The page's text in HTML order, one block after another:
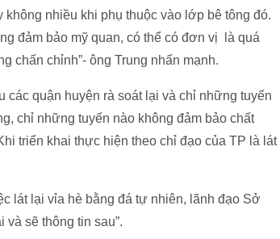
nhiều khi phụ thuộc vào lớp bê tông đó.
đảm bảo mỹ quan, có thể có đơn vị là quá
chấn chỉnh”- ông Trung nhấn mạnh.
quận huyện rà soát lại và chỉ những tuyến
chỉ những tuyến nào không đảm bảo chất
triển khai thực hiện theo chỉ đạo của TP là lát
lát lại vỉa hè bằng đá tự nhiên, lãnh đạo Sở
sẽ thông tin sau”.